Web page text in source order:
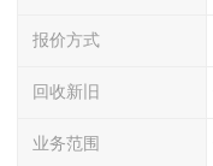
报价方式
回收新旧
业务范围